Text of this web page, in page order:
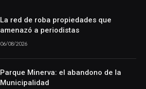
La red de roba propiedades que
amenazó a periodistas
06/08/2026
Parque Minerva: el abandono de la
Municipalidad